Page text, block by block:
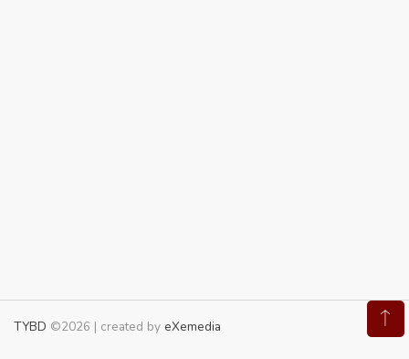
TYBD ©2026 | created by eXemedia